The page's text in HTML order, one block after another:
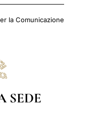
la Comunicazione
SEDE